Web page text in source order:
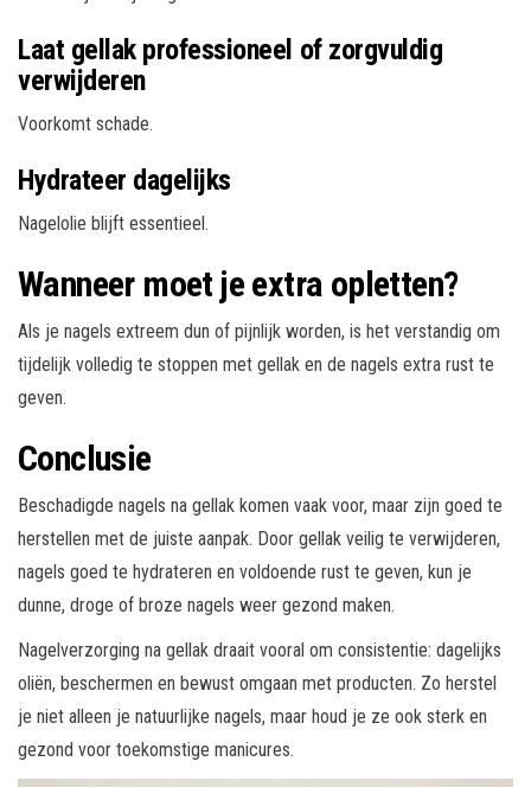
Laat gellak professioneel of zorgvuldig
verwijderen
Voorkomt schade.
Hydrateer dagelijks
Nagelolie blijft essentieel.
Wanneer moet je extra opletten?
Als je nagels extreem dun of pijnlijk worden, is het verstandig om
tijdelijk volledig te stoppen met gellak en de nagels extra rust te
geven.
Conclusie
Beschadigde nagels na gellak komen vaak voor, maar zijn goed te
herstellen met de juiste aanpak. Door gellak veilig te verwijderen,
nagels goed te hydrateren en voldoende rust te geven, kun je
dunne, droge of broze nagels weer gezond maken.
Nagelverzorging na gellak draait vooral om consistentie: dagelijks
oliën, beschermen en bewust omgaan met producten. Zo herstel
je niet alleen je natuurlijke nagels, maar houd je ze ook sterk en
gezond voor toekomstige manicures.